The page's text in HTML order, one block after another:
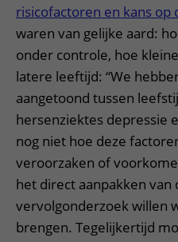
risicofactoren en kans op
waren van gelijke aard:
onder controle, hoe
latere leeftijd: “We
aangetoond tussen
hersenziektes depressie
nog niet hoe deze
veroorzaken of
het direct aanpakken
vervolgonderzoek willen
brengen. Tegelijkertijd